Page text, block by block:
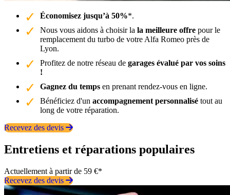
Économisez jusqu’à 50%*.
Nous vous aidons à choisir la la meilleure offre pour le
remplacement du turbo de votre Alfa Romeo près de
Lyon.
Profitez de notre réseau de garages évalué par vos soins
!
Gagnez du temps en prenant rendez-vous en ligne.
Bénéficiez d'un accompagnement personnalisé tout au
long de votre réparation.
Recevez des devis
Entretiens et réparations populaires
Actuellement à partir de 59 €*
Recevez des devis